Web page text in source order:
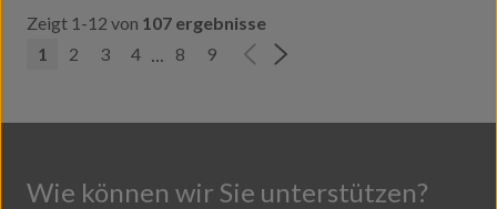
Zeigt 1-12 von 107 ergebnisse
1
2 3 4 ... 8 9
Wie können wir Sie unterstützen?